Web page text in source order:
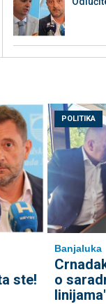
ste!
POLITIKA
Banjaluka
o